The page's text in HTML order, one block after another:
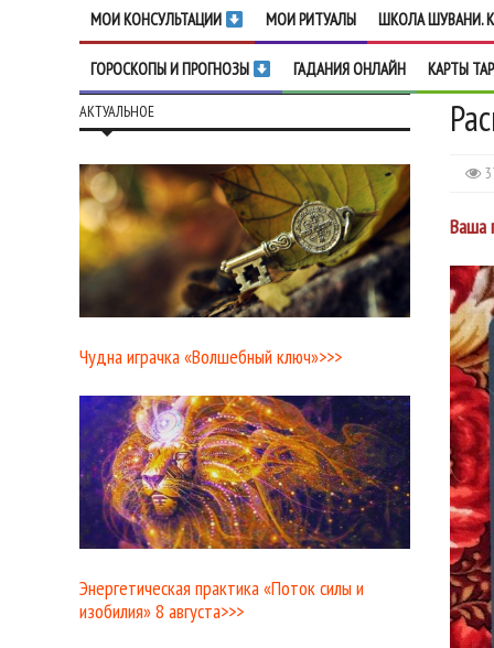
МОИ КОНСУЛЬТАЦИИ МОИ РИТУАЛЫ ШКОЛА ШУВАНИ.
ГОРОСКОПЫ И ПРОГНОЗЫ ГАДАНИЯ ОНЛАЙН КАРТЫ
Ваша
АКТУАЛЬНОЕ
Чудна играчка «Волшебный ключ»>>>
Энергетическая практика «Поток силы и
изобилия» 8 августа>>>